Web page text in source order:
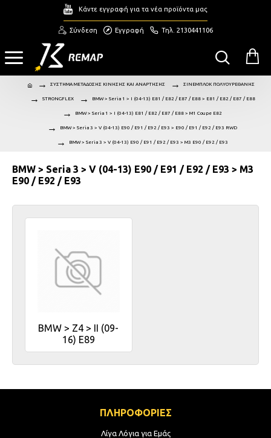
Κάντε εγγραφή για τα νέα προϊόντα μας
Σύνδεση Εγγραφή Τηλ. 2130441106
ΣΥΣΤΗΜΑ ΜΕΤΑΔΟΣΗΣ ΚΙΝΗΣΗΣ ΚΑΙ ΑΝΑΡΤΗΣΗΣ ΣΙΝΕΜΠΛΟΚ ΠΟΛΥΟΥΡΕΘΑΝΗΣ
STRONGFLEX BMW > Seria 1 > I (04-13) E81 / E82 / E87 / E88 > E81 / E82 / E87 / E88
BMW > Seria 1 > I (04-13) E81 / E82 / E87 / E88 > M1 Coupe E82
BMW > Seria 3 > V (04-13) E90 / E91 / E92 / E93 > E90 / E91 / E92 / E93 RWD
BMW > Seria 3 > V (04-13) E90 / E91 / E92 / E93 > M3 E90 / E92 / E93
BMW > Seria 3 > V (04-13) E90 / E91 / E92 / E93 > M3
E90 / E92 / E93
BMW > Z4 > II (09-
16) E89
ΠΛΗΡΟΦΟΡΙΕΣ
Λίγα Λόγια για Εμάς